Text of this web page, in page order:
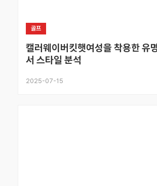
골프
캘러웨이버킷햇여성을 착용한 유
서 스타일 분석
2025-07-15